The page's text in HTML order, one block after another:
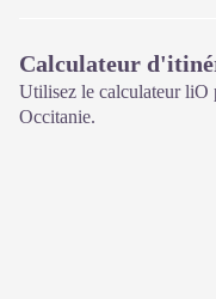
Calculateur
Utilisez le calculateur liO
Occitanie.